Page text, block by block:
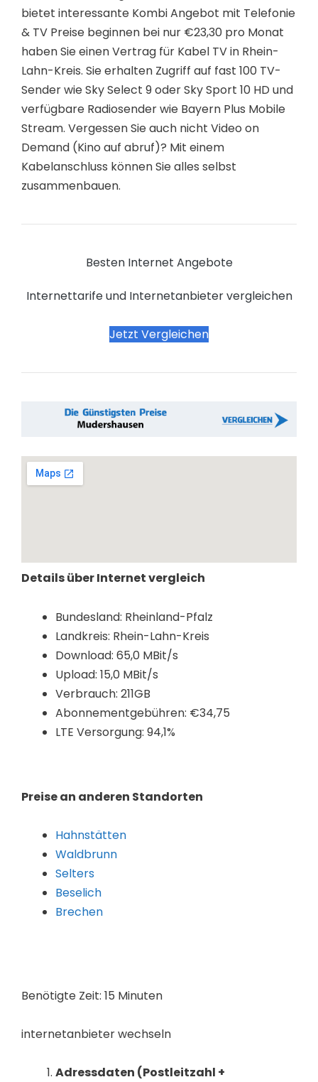
bietet interessante Kombi Angebot mit Telefonie
& TV Preise beginnen bei nur €23,30 pro Monat
haben Sie einen Vertrag für Kabel TV in Rhein-
Lahn-Kreis. Sie erhalten Zugriff auf fast 100 TV-
Sender wie Sky Select 9 oder Sky Sport 10 HD und
verfügbare Radiosender wie Bayern Plus Mobile
Stream. Vergessen Sie auch nicht Video on
Demand (Kino auf abruf)? Mit einem
Kabelanschluss können Sie alles selbst
zusammenbauen.
Besten Internet Angebote
Internettarife und Internetanbieter vergleichen
Jetzt Vergleichen
Details über Internet vergleich
Bundesland: Rheinland-Pfalz
Landkreis: Rhein-Lahn-Kreis
Download: 65,0 MBit/s
Upload: 15,0 MBit/s
Verbrauch: 211GB
Abonnementgebühren: €34,75
LTE Versorgung: 94,1%
Preise an anderen Standorten
Hahnstätten
Waldbrunn
Selters
Beselich
Brechen
Benötigte Zeit: 15 Minuten
internetanbieter wechseln
Adressdaten (Postleitzahl +